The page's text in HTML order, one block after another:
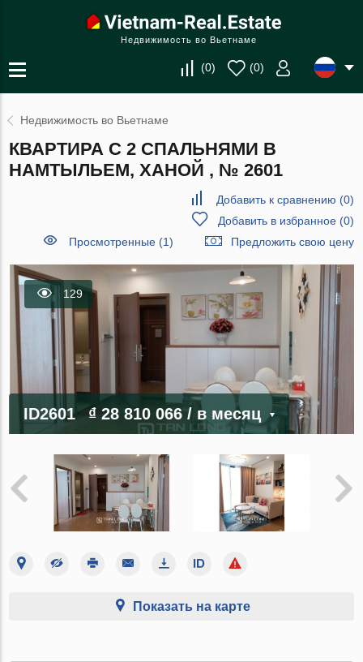
Недвижимость во Вьетнаме
(0) (0)
Недвижимость во Вьетнаме
КВАРТИРА С 2 СПАЛЬНЯМИ В
НАМТЫЛЬЕМ, ХАНОЙ , № 2601
Добавить к сравнению (0)
Добавить в избранное(0)
Просмотренные (1)
Предложить свою цену
129
ID2601 ₫ 28 810 066/ в месяц
Показать на карте